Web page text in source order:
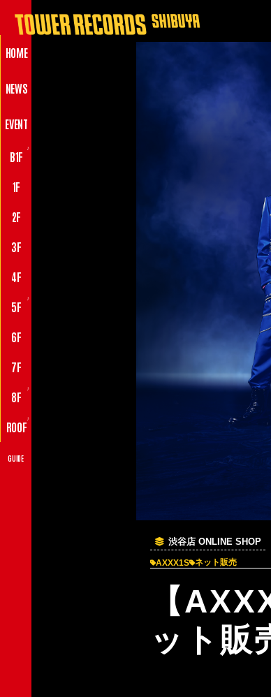
HOME
NEWS
EVENT
B1F
♪
1F
2F
3F
4F
5F
♪
6F
7F
8F
♪
ROOF
♪
GUIDE
渋谷店 ONLINE SHOP
AXXX1S ネット販売
【
ット販